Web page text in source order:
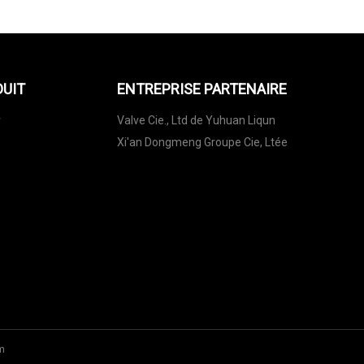
ENTREPRISE PARTENAIRE
Valve Cie., Ltd de Yuhuan Liqun
Xi'an Dongmeng Groupe Cie, Ltée